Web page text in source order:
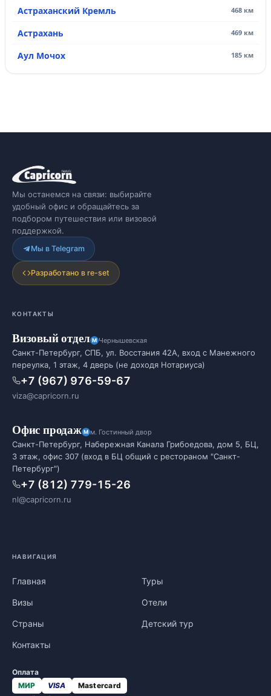
Астраханский Кремль 468 км
Астрахань 469 км
Аул Мочох 185 км
Мы останемся на связи: выбирайте
удобный офис и обращайтесь за
подбором путешествия или визовой
поддержкой.
Мы в Telegram
Разработано в re-set
КОНТАКТЫ
Визовый отдел Чернышевская
Санкт-Петербург, СПБ, ул. Восстания 42А, вход с Манежного
переулка, 1 этаж, 4 дверь (не доходя Нотариуса)
+7 (967) 976-59-67
viza@capricorn.ru
Офис продаж м. Гостинный двор
Санкт-Петербург, Набережная Канала Грибоедова, дом 5, БЦ,
3 этаж, офис 307 (вход в БЦ общий с рестораном "Санкт-
Петербург")
+7 (812) 779-15-26
nl@capricorn.ru
НАВИГАЦИЯ
Главная Туры
Визы Отели
Страны Детский тур
Контакты
Оплата
МИР
VISA Mastercard